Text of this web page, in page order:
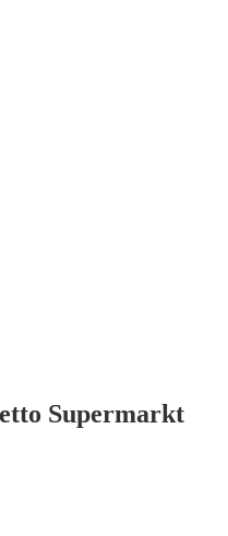
Supermarkt